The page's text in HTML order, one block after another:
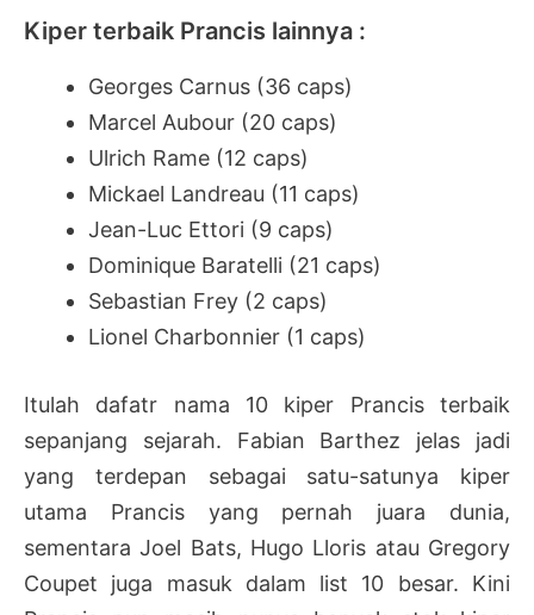
Kiper terbaik Prancis lainnya :
Georges Carnus (36 caps)
Marcel Aubour (20 caps)
Ulrich Rame (12 caps)
Mickael Landreau (11 caps)
Jean-Luc Ettori (9 caps)
Dominique Baratelli (21 caps)
Sebastian Frey (2 caps)
Lionel Charbonnier (1 caps)
Itulah dafatr nama 10 kiper Prancis terbaik
sepanjang sejarah. Fabian Barthez jelas jadi
yang terdepan sebagai satu-satunya kiper
utama Prancis yang pernah juara dunia,
sementara Joel Bats, Hugo Lloris atau Gregory
Coupet juga masuk dalam list 10 besar. Kini